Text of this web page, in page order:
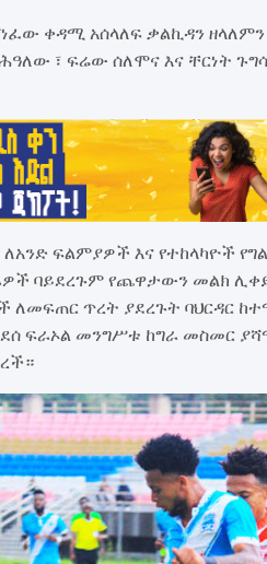
ቀዳሚ አሰላለፍ ቃልኪዳን
፣ ፍሬው ሰለሞና እና ቸርነት
ለአንድ ፍልምያዎች እና የተከላካዮች
ባይደረጉም የጨዋታውን መልክ
ለመፍጠር ጥረት ያደረጉት ባህርዳር
ፍራኦል መንግሥቱ ከግራ መስመር